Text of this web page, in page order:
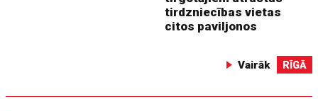
tirdzniecības vietas
citos paviljonos
Vairāk RĪGĀ